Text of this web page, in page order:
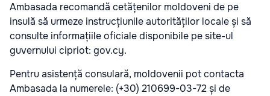
Ambasada recomandă cetățenilor moldoveni de pe
insulă să urmeze instrucțiunile autorităților locale și să
consulte informațiile oficiale disponibile pe site-ul
guvernului cipriot: gov.cy.
Pentru asistență consulară, moldovenii pot contacta
Ambasada la numerele: (+30) 210699-03-72 și de